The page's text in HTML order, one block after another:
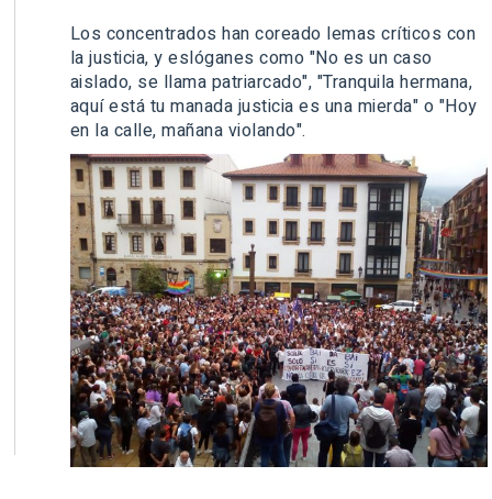
Los concentrados han coreado lemas críticos con
la justicia, y eslóganes como "No es un caso
aislado, se llama patriarcado", "Tranquila hermana,
aquí está tu manada justicia es una mierda" o "Hoy
en la calle, mañana violando".